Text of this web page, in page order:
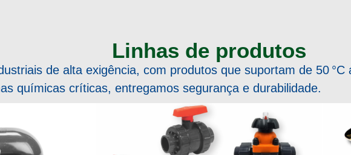
Linhas de produtos
de alta exigência, com produtos que suportam de 50 °C
químicas críticas, entregamos segurança e durabilidade.